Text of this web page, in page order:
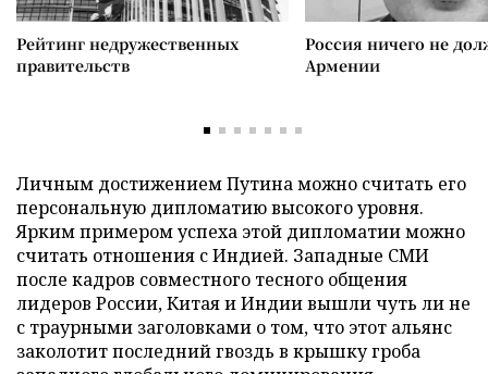
Рейтинг недружественных
правительств
Россия ничего не
Армении
Личным достижением Путина можно считать его
персональную дипломатию высокого уровня.
Ярким примером успеха этой дипломатии можно
считать отношения с Индией. Западные СМИ
после кадров совместного тесного общения
лидеров России, Китая и Индии вышли чуть ли не
с траурными заголовками о том, что этот альянс
заколотит последний гвоздь в крышку гроба